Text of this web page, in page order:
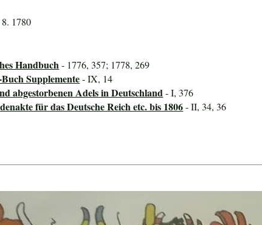
1780
Handbuch- 1776, 357; 1778, 269
Supplemente- IX, 14
abgestorbenen Adels in Deutschland- I, 376
für das Deutsche Reich etc. bis 1806- II, 34, 36